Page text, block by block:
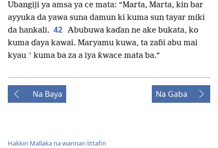
Ubangiji ya amsa ya ce mata: “Marta, Marta, kin bar
ayyuka da yawa suna damun ki kuma sun tayar miki
da hankali. 42 Abubuwa kaɗan ne ake bukata, ko
kuma ɗaya kawai. Maryamu kuwa, ta zaɓi abu mai
kyau * kuma ba za a iya ƙwace mata ba.”
Na Baya Na Gaba
Hakkin Mallaka na wannan littafin